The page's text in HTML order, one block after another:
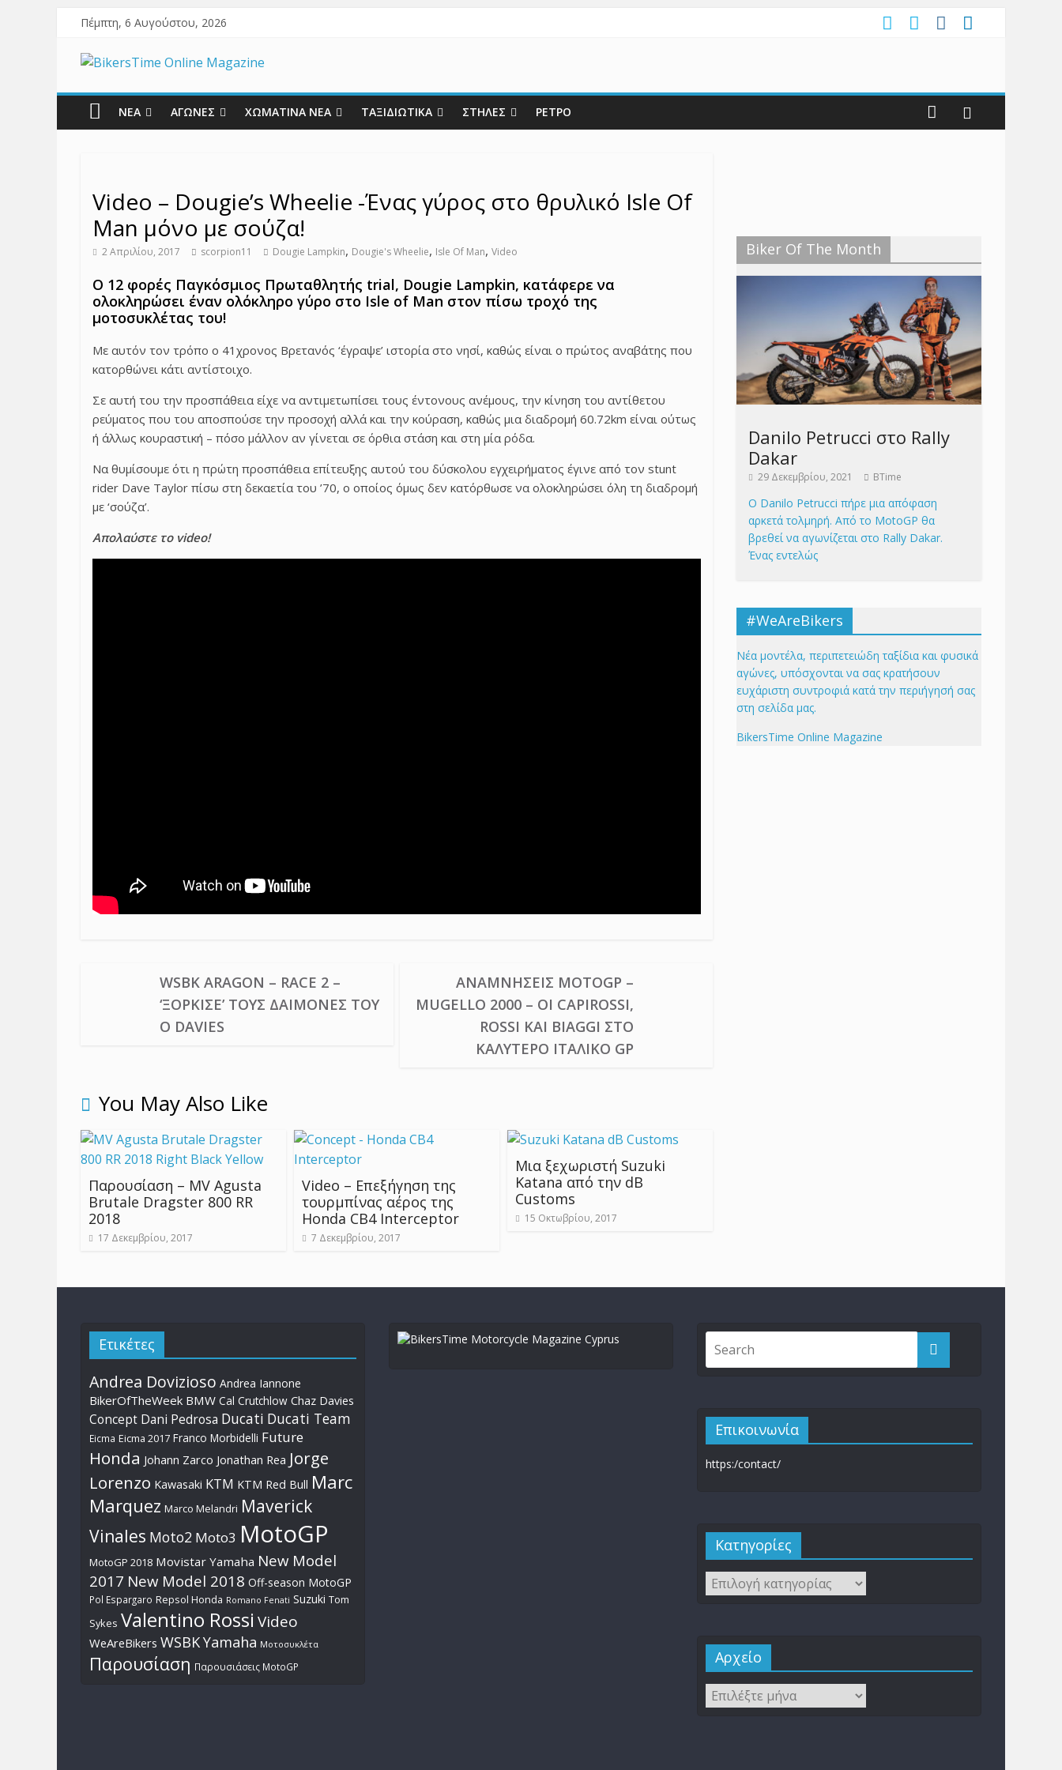
Πέμπτη, 6 Αυγούστου, 2026
ΝΕΑ ΑΓΩΝΕΣ ΧΩΜΑΤΙΝΑ ΝΕΑ ΤΑΞΙΔΙΩΤΙΚΑ ΣΤΗΛΕΣ ΡΕΤΡΟ
Video – Dougie’s Wheelie -Ένας γύρος στο θρυλικό Isle Of
Man μόνο με σούζα!
2 Απριλίου, 2017 scorpion11 Dougie Lampkin, Dougie's Wheelie, Isle Of Man, Video
Ο 12 φορές Παγκόσμιος Πρωταθλητής trial, Dougie Lampkin, κατάφερε να
ολοκληρώσει έναν ολόκληρο γύρο στο Isle of Man στον πίσω τροχό της
μοτοσυκλέτας του!
Με αυτόν τον τρόπο ο 41χρονος Βρετανός ‘έγραψε’ ιστορία στο νησί, καθώς είναι ο πρώτος αναβάτης που
κατορθώνει κάτι αντίστοιχο.
Σε αυτή του την προσπάθεια είχε να αντιμετωπίσει τους έντονους ανέμους, την κίνηση του αντίθετου
ρεύματος που του αποσπούσε την προσοχή αλλά και την κούραση, καθώς μια διαδρομή 60.72km είναι ούτως
ή άλλως κουραστική – πόσο μάλλον αν γίνεται σε όρθια στάση και στη μία ρόδα.
Να θυμίσουμε ότι η πρώτη προσπάθεια επίτευξης αυτού του δύσκολου εγχειρήματος έγινε από τον stunt
rider Dave Taylor πίσω στη δεκαετία του ’70, ο οποίος όμως δεν κατόρθωσε να ολοκληρώσει όλη τη διαδρομή
με ‘σούζα’.
Απολαύστε το video!
WSBK ARAGON – RACE 2 –
‘ΞΌΡΚΙΣΕ’ ΤΟΥΣ ΔΑΊΜΟΝΈΣ ΤΟΥ
Ο DAVIES
ΑΝΑΜΝΉΣΕΙΣ MOTOGP –
MUGELLO 2000 – ΟΙ CAPIROSSI,
ROSSI ΚΑΙ BIAGGI ΣΤΟ
ΚΑΛΎΤΕΡΟ ΙΤΑΛΙΚΌ GP
You May Also Like
Παρουσίαση – MV Agusta
Brutale Dragster 800 RR
2018
17 Δεκεμβρίου, 2017
Video – Επεξήγηση της
τουρμπίνας αέρος της
Honda CB4 Interceptor
7 Δεκεμβρίου, 2017
Μια ξεχωριστή Suzuki
Katana από την dB
Customs
15 Οκτωβρίου, 2017
Biker Of The Month
Danilo Petrucci στο Rally
Dakar
29 Δεκεμβρίου, 2021 BTime
Ο Danilo Petrucci πήρε μια απόφαση
αρκετά τολμηρή. Από το MotoGP θα
βρεθεί να αγωνίζεται στο Rally Dakar.
Ένας εντελώς
#WeAreBikers
Νέα μοντέλα, περιπετειώδη ταξίδια και φυσικά
αγώνες, υπόσχονται να σας κρατήσουν
ευχάριστη συντροφιά κατά την περιήγησή σας
στη σελίδα μας.
BikersTime Online Magazine
Ετικέτες
Andrea Dovizioso Andrea Iannone
BikerOfTheWeek BMW Cal Crutchlow Chaz Davies
Concept Dani Pedrosa Ducati Ducati Team
Eicma Eicma 2017 Franco Morbidelli Future
Honda Johann Zarco Jonathan Rea Jorge
Lorenzo Kawasaki KTM KTM Red Bull Marc
Marquez Marco Melandri Maverick
Vinales Moto2 Moto3 MotoGP
MotoGP 2018 Movistar Yamaha New Model
2017 New Model 2018 Off-season MotoGP
Pol Espargaro Repsol Honda Romano Fenati Suzuki Tom
Sykes Valentino Rossi Video
WeAreBikers WSBKYamaha Μοτοσυκλέτα
Παρουσίαση Παρουσιάσεις MotoGP
Επικοινωνία
https:/contact/
Kατηγορίες
Αρχείο